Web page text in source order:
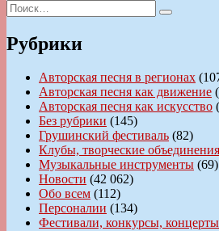
записям
Искать:
Поиск
Рубрики
Авторская песня в регионах
Авторская песня как движение
Авторская песня как искусство
Без рубрики (145)
Грушинский фестиваль (82)
Клубы, творческие
Музыкальные инструменты (69)
Новости (42 062)
Обо всем (112)
Персоналии (134)
Фестивали, конкурсы, концерты